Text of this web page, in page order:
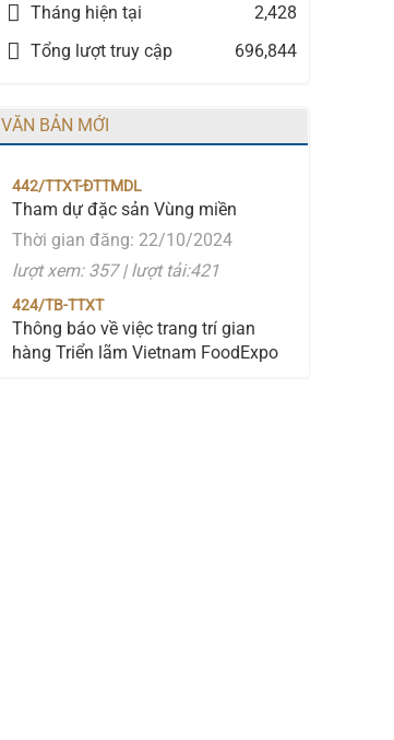
Tháng hiện tại
2,428
Tổng lượt truy cập
696,844
VĂN BẢN MỚI
Tham dự đặc sản Vùng miền
Thời gian đăng: 22/10/2024
lượt xem: 357 | lượt tải:421
424/TB-TTXT
Thông báo về việc trang trí gian
hàng Triển lãm Vietnam FoodExpo
2024